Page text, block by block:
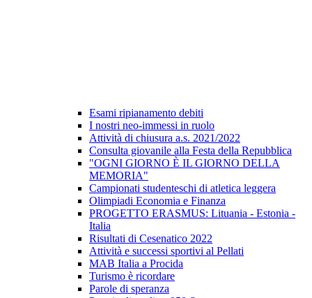
Esami ripianamento debiti
I nostri neo-immessi in ruolo
Attività di chiusura a.s. 2021/2022
Consulta giovanile alla Festa della Repubblica
"OGNI GIORNO È IL GIORNO DELLA
MEMORIA"
Campionati studenteschi di atletica leggera
Olimpiadi Economia e Finanza
PROGETTO ERASMUS: Lituania - Estonia -
Italia
Risultati di Cesenatico 2022
Attività e successi sportivi al Pellati
MAB Italia a Procida
Turismo è ricordare
Parole di speranza